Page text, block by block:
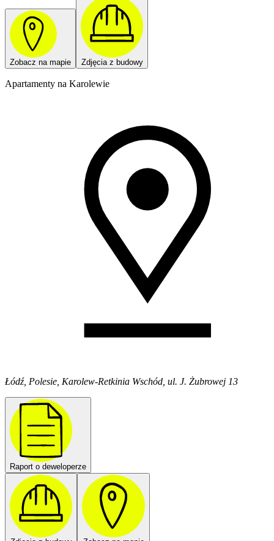
Zobacz na mapie Zdjęcia z budowy
Apartamenty na Karolewie
Łódź, Polesie, Karolew-Retkinia Wschód, ul. J. Żubrowej 13
Raport o deweloperze